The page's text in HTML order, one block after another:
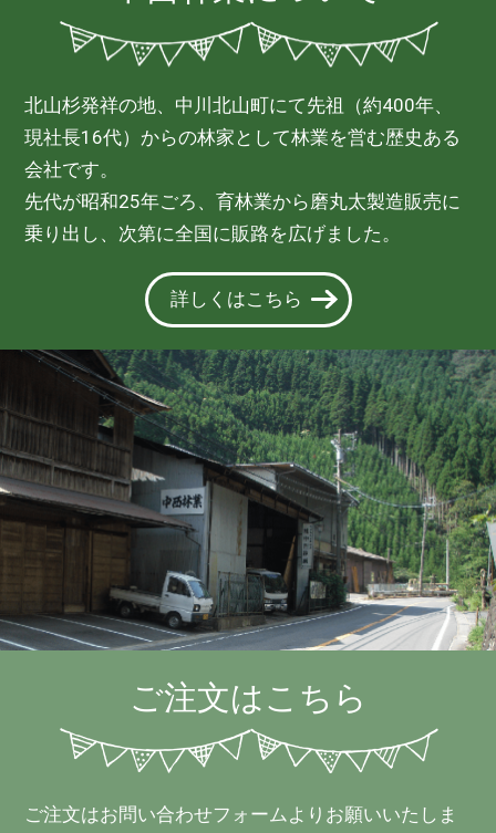
北山杉発祥の地、中川北山町にて先祖（約400年、
現社長16代）からの林家として林業を営む歴史ある
会社です。
先代が昭和25年ごろ、育林業から磨丸太製造販売に
乗り出し、次第に全国に販路を広げました。
詳しくはこちら
ご注文はこちら
ご注文はお問い合わせフォームよりお願いいたしま